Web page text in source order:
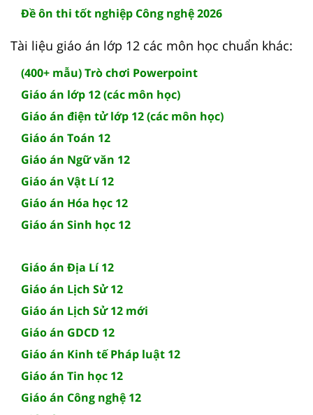
Đề ôn thi tốt nghiệp Công nghệ 2026
Tài liệu giáo án lớp 12 các môn học chuẩn khác:
(400+ mẫu) Trò chơi Powerpoint
Giáo án lớp 12 (các môn học)
Giáo án điện tử lớp 12 (các môn học)
Giáo án Toán 12
Giáo án Ngữ văn 12
Giáo án Vật Lí 12
Giáo án Hóa học 12
Giáo án Sinh học 12
Giáo án Địa Lí 12
Giáo án Lịch Sử 12
Giáo án Lịch Sử 12 mới
Giáo án GDCD 12
Giáo án Kinh tế Pháp luật 12
Giáo án Tin học 12
Giáo án Công nghệ 12